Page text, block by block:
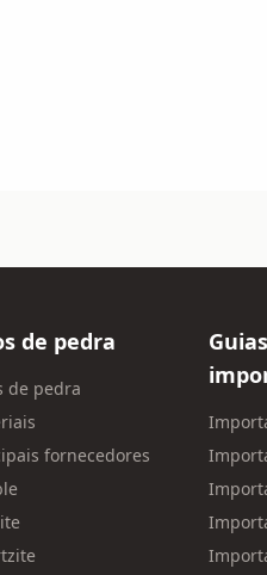
de pedra
de pedra
fornecedores